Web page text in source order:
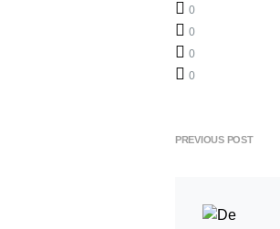
0
0
0
0
PREVIOUS POST